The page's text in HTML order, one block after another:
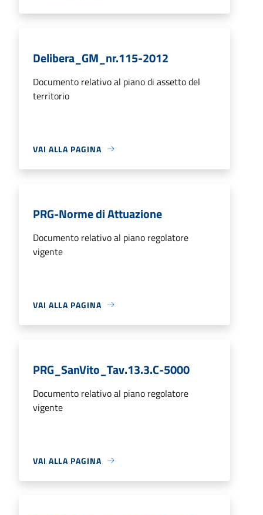
Delibera_GM_nr.115-2012
Documento relativo al piano di assetto del
territorio
VAI ALLA PAGINA
PRG-Norme di Attuazione
Documento relativo al piano regolatore
vigente
VAI ALLA PAGINA
PRG_SanVito_Tav.13.3.C-5000
Documento relativo al piano regolatore
vigente
VAI ALLA PAGINA